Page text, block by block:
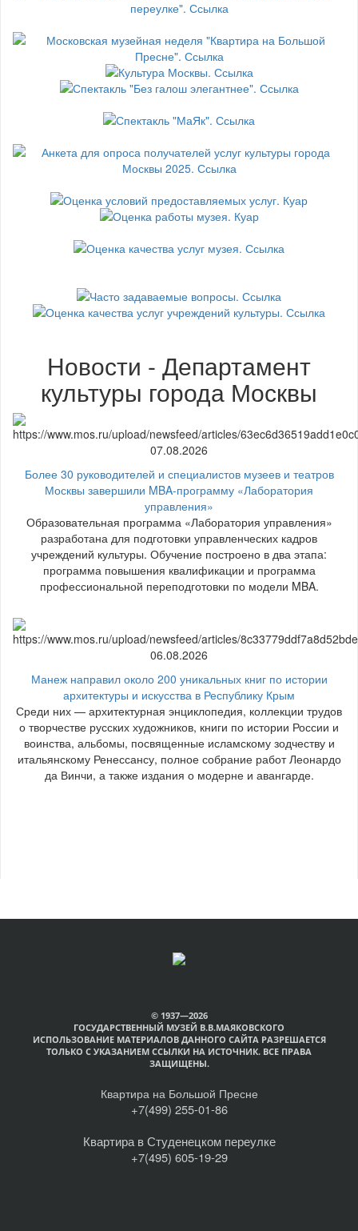
Новости - Департамент
культуры города Москвы
07.08.2026
Более 30 руководителей и специалистов музеев и театров
Москвы завершили MBA-программу «Лаборатория
управления»
Образовательная программа «Лаборатория управления»
разработана для подготовки управленческих кадров
учреждений культуры. Обучение построено в два этапа:
программа повышения квалификации и программа
профессиональной переподготовки по модели MBA.
06.08.2026
Манеж направил около 200 уникальных книг по истории
архитектуры и искусства в Республику Крым
Среди них — архитектурная энциклопедия, коллекции трудов
о творчестве русских художников, книги по истории России и
воинства, альбомы, посвященные исламскому зодчеству и
итальянскому Ренессансу, полное собрание работ Леонардо
да Винчи, а также издания о модерне и авангарде.
© 1937—2026
ГОСУДАРСТВЕННЫЙ МУЗЕЙ В.В.МАЯКОВСКОГО
ИСПОЛЬЗОВАНИЕ МАТЕРИАЛОВ ДАННОГО САЙТА РАЗРЕШАЕТСЯ
ТОЛЬКО С УКАЗАНИЕМ ССЫЛКИ НА ИСТОЧНИК. ВСЕ ПРАВА
ЗАЩИЩЕНЫ.
Квартира на Большой Пресне
+7(499) 255-01-86
Квартира в Студенецком переулке
+7(495) 605-19-29